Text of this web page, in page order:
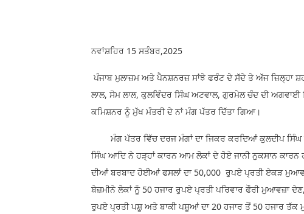
ਨਵਾਂਸ਼ਹਿਰ 15 ਸਤੰਬਰ,2025
ਪੰਜਾਬ ਮੁਲਾਜ਼ਮ ਅਤੇ ਪੈਨਸ਼ਨਰਜ਼ ਸਾਂਝੇ ਫਰੰਟ ਦੇ ਸੱਦੇ ਤੇ ਅੱਜ ਜ਼ਿਲ੍ਹਾ
ਲਾਲ, ਸੋਮ ਲਾਲ, ਕੁਲਵਿੰਦਰ ਸਿੰਘ ਅਟਵਾਲ, ਗੁਰਮੇਲ ਚੰਦ ਦੀ ਅਗਵਾਈ
ਕਮਿਸ਼ਨਰ ਨੂੰ ਮੁੱਖ ਮੰਤਰੀ ਦੇ ਨਾਂ ਮੰਗ ਪੱਤਰ ਦਿੱਤਾ ਗਿਆ।
ਮੰਗ ਪੱਤਰ ਵਿੱਚ ਦਰਜ ਮੰਗਾਂ ਦਾ ਜਿਕਰ ਕਰਦਿਆਂ ਕੁਲਦੀਪ ਸਿੰਘ
ਸਿੰਘ ਆਦਿ ਨੇ ਹੜ੍ਹਾਂ ਕਾਰਨ ਆਮ ਲੋਕਾਂ ਦੇ ਹੋਏ ਜਾਨੀ ਨੁਕਸਾਨ
ਦੀਆਂ ਬਰਬਾਦ ਹੋਈਆਂ ਫਸਲਾਂ ਦਾ 50,000 ਰੁਪਏ ਪ੍ਰਤੀ ਏਕੜ
ਬੇਜ਼ਮੀਨੇ ਲੋਕਾਂ ਨੂੰ 50 ਹਜਾਰ ਰੁਪਏ ਪ੍ਰਤੀ ਪਰਿਵਾਰ ਫੌਰੀ ਮੁਆਵਜ਼ਾ
ਰੁਪਏ ਪ੍ਰਤੀ ਪਸ਼ੂ ਅਤੇ ਬਾਕੀ ਪਸ਼ੂਆਂ ਦਾ 20 ਹਜਾਰ ਤੋਂ 50 ਹਜਾਰ ਤੱਕ